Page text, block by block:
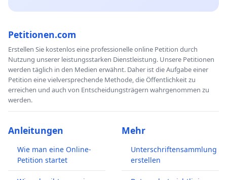
Petitionen.com
Erstellen Sie kostenlos eine professionelle online Petition durch
Nutzung unserer leistungsstarken Dienstleistung. Unsere Petitionen
werden täglich in den Medien erwähnt. Daher ist die Aufgabe einer
Petition eine vielversprechende Methode, die Öffentlichkeit zu
erreichen und auch von Entscheidungsträgern wahrgenommen zu
werden.
Anleitungen
Wie man eine Online-
Petition startet
Mehr
Unterschriftensammlung
erstellen